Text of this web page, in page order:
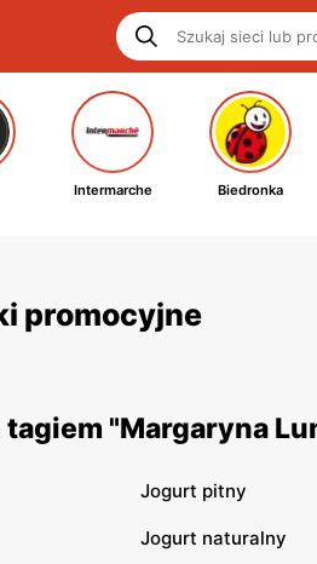
Intermarche Biedronka
promocyjne
"Margaryna
Jogurt pitny
Jogurt naturalny